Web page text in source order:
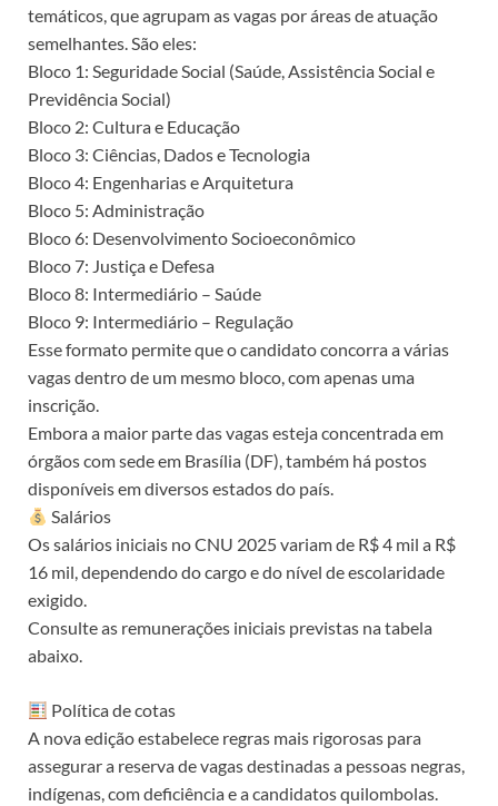
temáticos, que agrupam as vagas por áreas de atuação
semelhantes. São eles:
Bloco 1: Seguridade Social (Saúde, Assistência Social e
Previdência Social)
Bloco 2: Cultura e Educação
Bloco 3: Ciências, Dados e Tecnologia
Bloco 4: Engenharias e Arquitetura
Bloco 5: Administração
Bloco 6: Desenvolvimento Socioeconômico
Bloco 7: Justiça e Defesa
Bloco 8: Intermediário – Saúde
Bloco 9: Intermediário – Regulação
Esse formato permite que o candidato concorra a várias
vagas dentro de um mesmo bloco, com apenas uma
inscrição.
Embora a maior parte das vagas esteja concentrada em
órgãos com sede em Brasília (DF), também há postos
disponíveis em diversos estados do país.
Salários
Os salários iniciais no CNU 2025 variam de R$ 4 mil a R$
16 mil, dependendo do cargo e do nível de escolaridade
exigido.
Consulte as remunerações iniciais previstas na tabela
abaixo.
Política de cotas
A nova edição estabelece regras mais rigorosas para
assegurar a reserva de vagas destinadas a pessoas negras,
indígenas, com deficiência e a candidatos quilombolas.